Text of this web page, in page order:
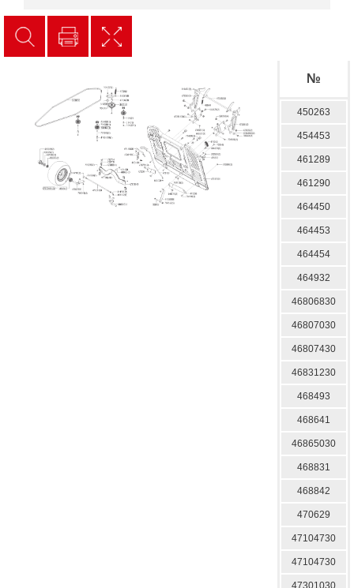
№
450263
454453
461289
461290
464450
464453
464454
464932
46806830
46807030
46807430
46831230
468493
468641
46865030
468831
468842
470629
47104730
47104730
47301030